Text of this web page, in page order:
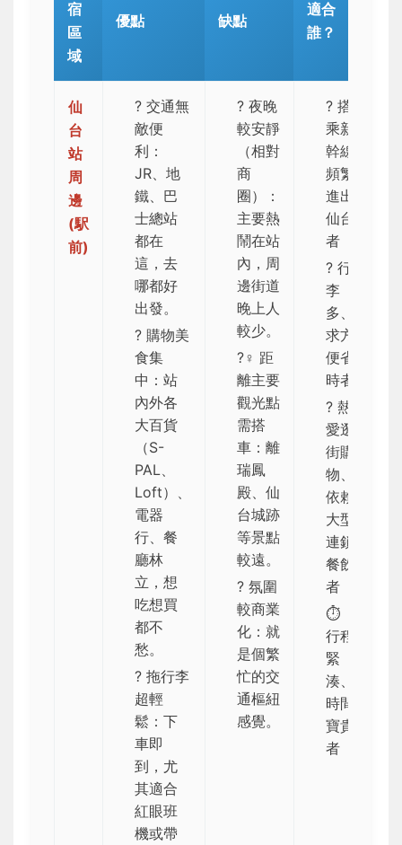
宿
區
域
優點 缺點
適合
誰？
仙
台
站
周
邊
(駅
前)
? 交通無
敵便
利 ：
JR、地
鐵、巴
士總站
都在
這，去
哪都好
出發。
?️ 購物美
食集
中：站
內外各
大百貨
（S-
PAL、
Loft）、
電器
行、餐
廳林
立，想
吃想買
都不
愁。
? 拖行李
超輕
鬆：下
車即
到，尤
其適合
紅眼班
機或帶
? 夜晚
較安靜
（相對
商
圈）：
主要熱
鬧在站
內，周
邊街道
晚上人
較少。
?‍♀️ 距
離主要
觀光點
需搭
車：離
瑞鳳
殿、仙
台城跡
等景點
較遠。
? 氛圍
較商業
化：就
是個繁
忙的交
通樞紐
感覺。
? 搭
乘新
幹線
頻繁
進出
仙台
者
? 行
李
多、
求方
便省
時者
? 熱
愛逛
街購
物、
依賴
大型
連鎖
餐飲
者
⏱️
行程
緊
湊、
時間
寶貴
者